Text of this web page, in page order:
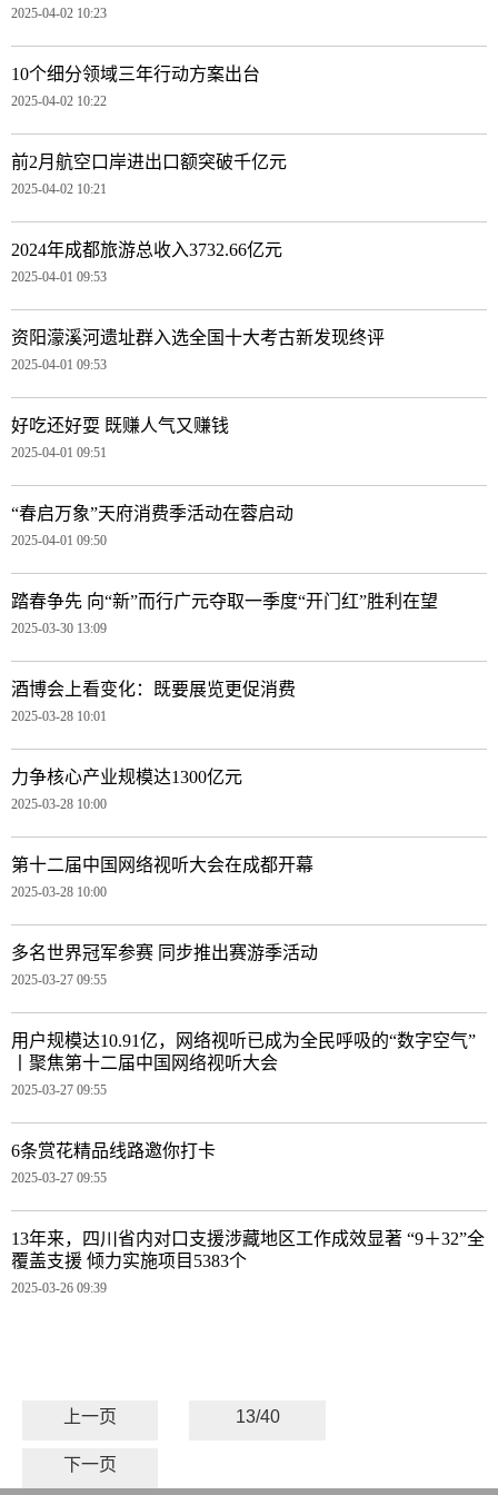
2025-04-02 10:23
10个细分领域三年行动方案出台
2025-04-02 10:22
前2月航空口岸进出口额突破千亿元
2025-04-02 10:21
2024年成都旅游总收入3732.66亿元
2025-04-01 09:53
资阳濛溪河遗址群入选全国十大考古新发现终评
2025-04-01 09:53
好吃还好耍 既赚人气又赚钱
2025-04-01 09:51
“春启万象”天府消费季活动在蓉启动
2025-04-01 09:50
踏春争先 向“新”而行广元夺取一季度“开门红”胜利在望
2025-03-30 13:09
酒博会上看变化：既要展览更促消费
2025-03-28 10:01
力争核心产业规模达1300亿元
2025-03-28 10:00
第十二届中国网络视听大会在成都开幕
2025-03-28 10:00
多名世界冠军参赛 同步推出赛游季活动
2025-03-27 09:55
用户规模达10.91亿，网络视听已成为全民呼吸的“数字空气”
丨聚焦第十二届中国网络视听大会
2025-03-27 09:55
6条赏花精品线路邀你打卡
2025-03-27 09:55
13年来，四川省内对口支援涉藏地区工作成效显著 “9＋32”全
覆盖支援 倾力实施项目5383个
2025-03-26 09:39
上一页 13/40
下一页